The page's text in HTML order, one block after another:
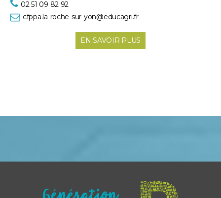
02 51 09 82 92
cfppa.la-roche-sur-yon@educagri.fr
EN SAVOIR PLUS